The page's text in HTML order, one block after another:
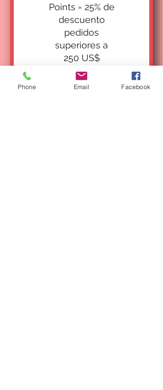
Points = 25% de
descuento
pedidos
superiores a
250 US$
Free S&H Cost
Phone Email Facebook